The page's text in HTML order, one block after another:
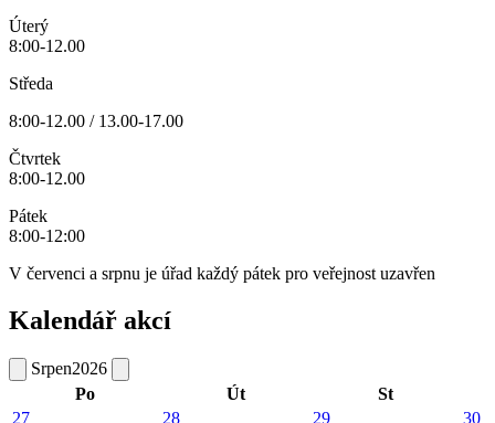
Úterý
8:00-12.00
Středa
8:00-12.00 / 13.00-17.00
Čtvrtek
8:00-12.00
Pátek
8:00-12:00
V červenci a srpnu je úřad každý pátek pro veřejnost uzavřen
Kalendář akcí
Srpen2026
Po
Út
St
27
28
29
30